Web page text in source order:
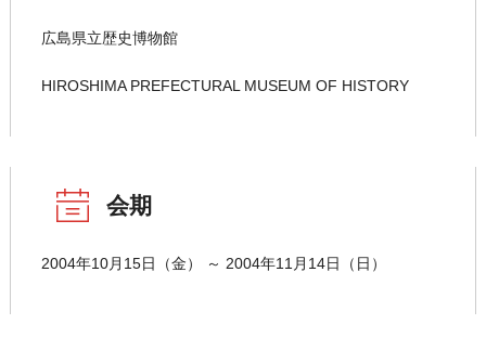
広島県立歴史博物館
HIROSHIMA PREFECTURAL MUSEUM OF HISTORY
会期
2004年10月15日（金） ～ 2004年11月14日（日）